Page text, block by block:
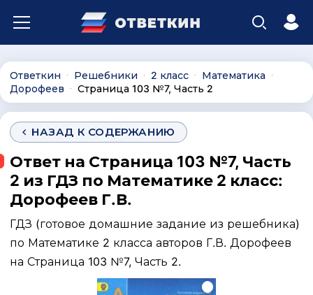
Ответкин ∙ Решебники ∙ 2 класс ∙ Математика ∙
Дорофеев ∙ Страница 103 №7, Часть 2
НАЗАД К СОДЕРЖАНИЮ
Ответ на Страница 103 №7, Часть
2 из ГДЗ по Математике 2 класс:
Дорофеев Г.В.
ГДЗ (готовое домашние задание из решебника)
по Математике 2 класса авторов Г.В. Дорофеев
на Страница 103 №7, Часть 2.